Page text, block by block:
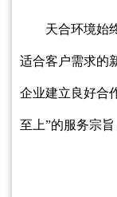
天合环境始
适合客户需求的
企业建立良好合
至上”的服务宗